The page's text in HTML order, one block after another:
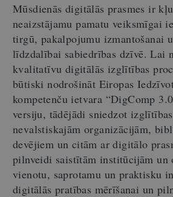
Mūsdienās digitālās prasmes ir
neaizstājamu pamatu veiksmīgai
tirgū, pakalpojumu izmantošanai
līdzdalībai sabiedrības dzīvē. Lai
kvalitatīvu digitālās izglītības
būtiski nodrošināt Eiropas
kompetenču ietvara “DigComp
versiju, tādējādi sniedzot
nevalstiskajām organizācijām,
devējiem un citām ar digitālo
pilnveidi saistītām institūcijām un
vienotu, saprotamu un praktisku
digitālās pratības mērīšanai un